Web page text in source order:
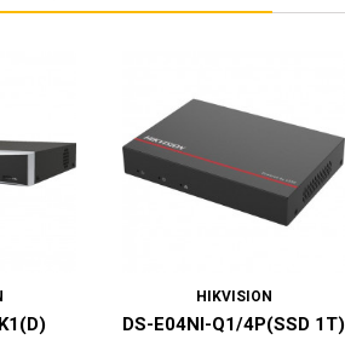
HIKVISION
DS-E04NI-Q1/4P(SSD 1T)